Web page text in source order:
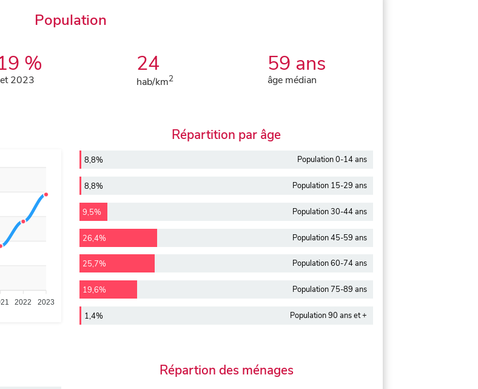
Population
%
2023
24
hab/km2
59 ans
âge médian
2022 2023
Répartition par âge
8,8% Population 0-14 ans
8,8% Population 15-29 ans
9,5% Population 30-44 ans
26,4% Population 45-59 ans
25,7% Population 60-74 ans
19,6% Population 75-89 ans
1,4% Population 90 ans et +
Répartion des ménages